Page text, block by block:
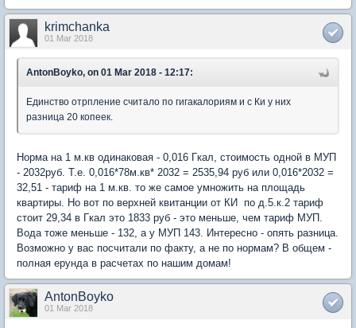
krimchanka
01 Mar 2018
AntonBoyko, on 01 Mar 2018 - 12:17:
Единство отрпление считало по гигакалориям и с Ки у них
разница 20 копеек.
Норма на 1 м.кв одинаковая - 0,016 Гкал, стоимость одной в МУП
- 2032руб. Т.е. 0,016*78м.кв* 2032 = 2535,94 руб или 0,016*2032 =
32,51 - тариф на 1 м.кв. то же самое умножить на площадь
квартиры. Но вот по верхней квитанции от КИ по д.5.к.2 тариф
стоит 29,34 в Гкал это 1833 руб - это меньше, чем тариф МУП.
Вода тоже меньше - 132, а у МУП 143. Интересно - опять разница.
Возможно у вас посчитали по факту, а не по нормам? В общем -
полная ерунда в расчетах по нашим домам!
AntonBoyko
01 Mar 2018